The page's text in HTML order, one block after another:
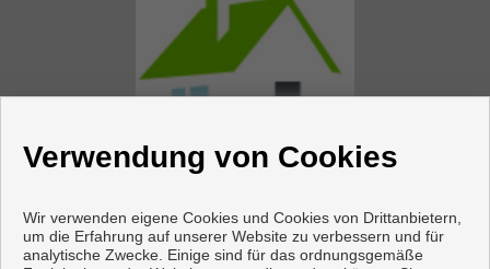
Verwendung von Cookies
Wir verwenden eigene Cookies und Cookies von Drittanbietern,
um die Erfahrung auf unserer Website zu verbessern und für
analytische Zwecke. Einige sind für das ordnungsgemäße